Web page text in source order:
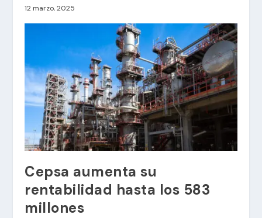
12 marzo, 2025
Cepsa aumenta su
rentabilidad hasta los 583
millones